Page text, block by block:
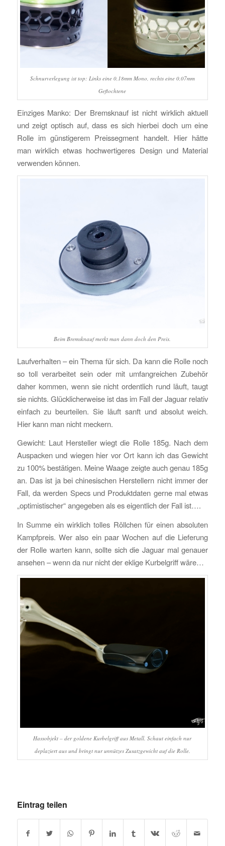
Schnurverlegung ist top: Links eine 0,18mm Mono, rechts eine 0,07mm
Geflochtene
Einziges Manko: Der Bremsknauf ist nicht wirklich aktuell
und zeigt optisch auf, dass es sich hierbei doch um eine
Rolle im günstigerem Preissegment handelt. Hier hätte
man wirklich etwas hochwertigeres Design und Material
verwenden können.
Beim Bremsknauf merkt man dann doch den Preis.
Laufverhalten – ein Thema für sich. Da kann die Rolle noch
so toll verarbeitet sein oder mit umfangreichen Zubehör
daher kommen, wenn sie nicht ordentlich rund läuft, taugt
sie nichts. Glücklicherweise ist das im Fall der Jaguar relativ
einfach zu beurteilen. Sie läuft sanft und absolut weich.
Hier kann man nicht meckern.
Gewicht: Laut Hersteller wiegt die Rolle 185g. Nach dem
Auspacken und wiegen hier vor Ort kann ich das Gewicht
zu 100% bestätigen. Meine Waage zeigte auch genau 185g
an. Das ist ja bei chinesischen Herstellern nicht immer der
Fall, da werden Specs und Produktdaten gerne mal etwas
„optimistischer“ angegeben als es eigentlich der Fall ist….
In Summe ein wirklich tolles Röllchen für einen absoluten
Kampfpreis. Wer also ein paar Wochen auf die Lieferung
der Rolle warten kann, sollte sich die Jaguar mal genauer
ansehen – wenn da nur nicht der eklige Kurbelgriff wäre…
Hassobjekt – der goldene Kurbelgriff aus Metall. Schaut einfach nur
deplaziert aus und bringt nur unnützes Zusatzgewicht auf die Rolle.
Eintrag teilen